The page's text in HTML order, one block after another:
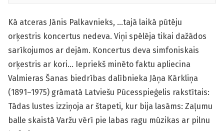
Kā atceras Jānis Palkavnieks, …tajā laikā pūtēju
orķestris koncertus nedeva. Viņi spēlēja tikai dažādos
sarīkojumos ar dejām. Koncertus deva simfoniskais
orķestris ar kori… Iepriekš minēto faktu apliecina
Valmieras Šanas biedrības dalībnieka Jāņa Kārkliņa
(1891–1975) grāmatā Latviešu Pūcesspieģelis rakstītais:
Tādas lustes izziņoja ar štapeti, kur bija lasāms: Zaļumu
balle skaistā Varžu vērī pie labas ragu mūzikas ar pilnu